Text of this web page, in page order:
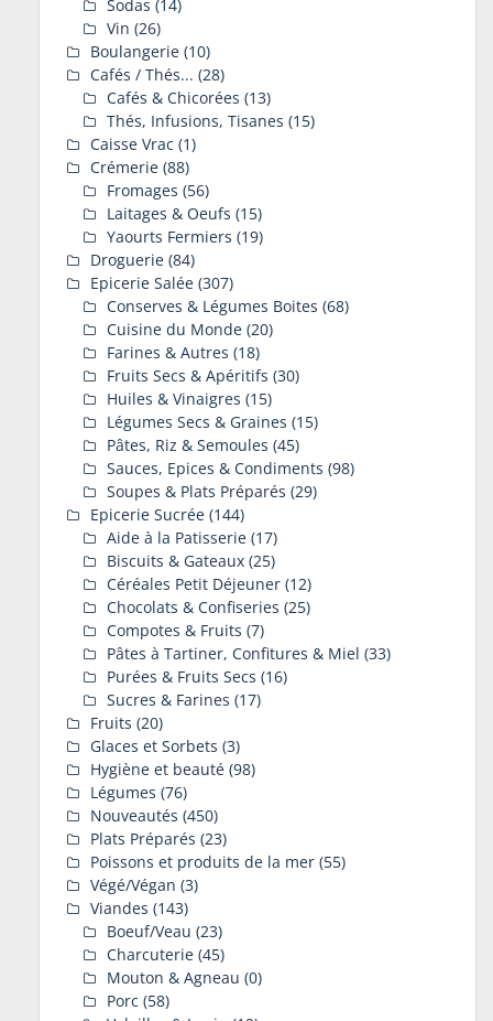
Sodas (14)
Vin (26)
Boulangerie (10)
Cafés / Thés... (28)
Cafés & Chicorées (13)
Thés, Infusions, Tisanes (15)
Caisse Vrac (1)
Crémerie (88)
Fromages (56)
Laitages & Oeufs (15)
Yaourts Fermiers (19)
Droguerie (84)
Epicerie Salée (307)
Conserves & Légumes Boites (68)
Cuisine du Monde (20)
Farines & Autres (18)
Fruits Secs & Apéritifs (30)
Huiles & Vinaigres (15)
Légumes Secs & Graines (15)
Pâtes, Riz & Semoules (45)
Sauces, Epices & Condiments (98)
Soupes & Plats Préparés (29)
Epicerie Sucrée (144)
Aide à la Patisserie (17)
Biscuits & Gateaux (25)
Céréales Petit Déjeuner (12)
Chocolats & Confiseries (25)
Compotes & Fruits (7)
Pâtes à Tartiner, Confitures & Miel (33)
Purées & Fruits Secs (16)
Sucres & Farines (17)
Fruits (20)
Glaces et Sorbets (3)
Hygiène et beauté (98)
Légumes (76)
Nouveautés (450)
Plats Préparés (23)
Poissons et produits de la mer (55)
Végé/Végan (3)
Viandes (143)
Boeuf/Veau (23)
Charcuterie (45)
Mouton & Agneau (0)
Porc (58)